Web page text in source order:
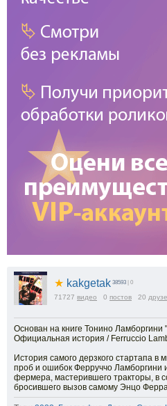
★ kakgetak 38593 | 0
71727 видео 0 постов 20
Основан на книге Тонино
Официальная история / Ferruccio
История самого дерзкого стартапа в
проб и ошибок Ферруччо Ламборгини
фермера, мастерившего тракторы, в
бросившего вызов самому Энцо